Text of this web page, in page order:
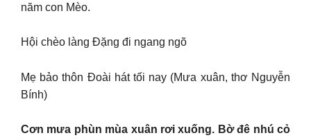
năm con Mèo.
Hội chèo làng Đặng đi ngang ngõ
Mẹ bảo thôn Đoài hát tối nay (Mưa xuân, thơ Nguyễn
Bính)
Cơn mưa phùn mùa xuân rơi xuống. Bờ đê nhú cỏ